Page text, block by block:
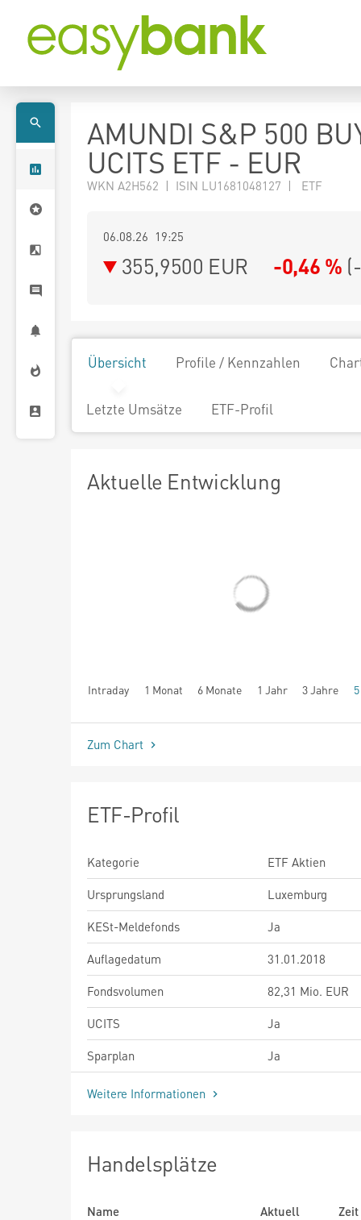
AMUNDI S&P 500
UCITS ETF - EUR
WKN A2H562 | ISIN LU1681048127 | ETF
06.08.26 19:25
355,9500 EUR -0,46 % (
Übersicht Profile / Kennzahlen
Letzte Umsätze ETF-Profil
Aktuelle Entwicklung
Intraday 1 Monat 6 Monate 1 Jahr 3 Jahre
seit Beginn
Zum Chart
ETF-Profil
Kategorie
ETF Aktien
Ursprungsland
Luxemburg
KESt-Meldefonds
Ja
Auflagedatum
31.01.2018
Fondsvolumen
82,31 Mio. EUR
UCITS
Ja
Sparplan
Ja
Weitere Informationen
Handelsplätze
Name Aktuell
Zeit